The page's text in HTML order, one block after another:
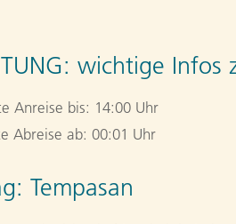
wichtige Infos
Anreise bis: 14:00 Uhr
Abreise ab: 00:01 Uhr
Tempasan